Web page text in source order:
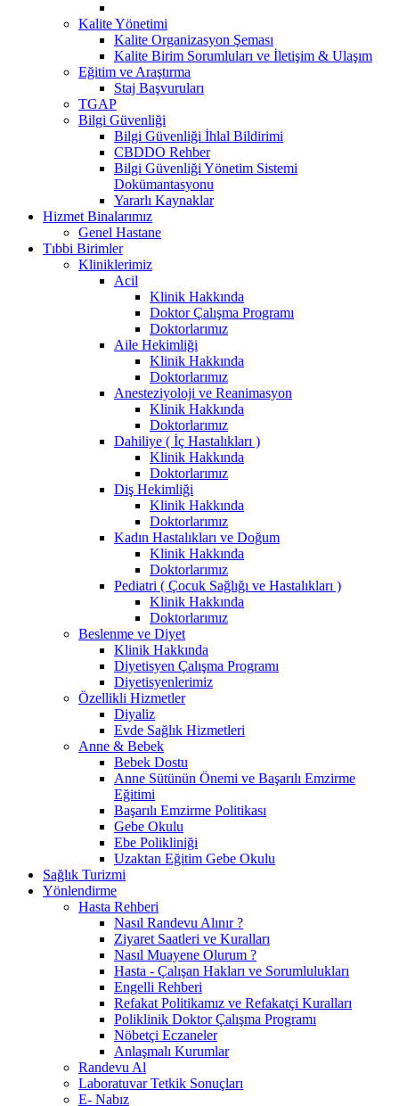
Kalite Yönetimi
Kalite Organizasyon Şeması
Kalite Birim Sorumluları ve İletişim & Ulaşım
Eğitim ve Araştırma
Staj Başvuruları
TGAP
Bilgi Güvenliği
Bilgi Güvenliği İhlal Bildirimi
CBDDO Rehber
Bilgi Güvenliği Yönetim Sistemi
Dokümantasyonu
Yararlı Kaynaklar
Hizmet Binalarımız
Genel Hastane
Tıbbi Birimler
Kliniklerimiz
Acil
Klinik Hakkında
Doktor Çalışma Programı
Doktorlarımız
Aile Hekimliği
Klinik Hakkında
Doktorlarımız
Anesteziyoloji ve Reanimasyon
Klinik Hakkında
Doktorlarımız
Dahiliye ( İç Hastalıkları )
Klinik Hakkında
Doktorlarımız
Diş Hekimliği
Klinik Hakkında
Doktorlarımız
Kadın Hastalıkları ve Doğum
Klinik Hakkında
Doktorlarımız
Pediatri ( Çocuk Sağlığı ve Hastalıkları )
Klinik Hakkında
Doktorlarımız
Beslenme ve Diyet
Klinik Hakkında
Diyetisyen Çalışma Programı
Diyetisyenlerimiz
Özellikli Hizmetler
Diyaliz
Evde Sağlık Hizmetleri
Anne & Bebek
Bebek Dostu
Anne Sütünün Önemi ve Başarılı Emzirme
Eğitimi
Başarılı Emzirme Politikası
Gebe Okulu
Ebe Polikliniği
Uzaktan Eğitim Gebe Okulu
Sağlık Turizmi
Yönlendirme
Hasta Rehberi
Nasıl Randevu Alınır ?
Ziyaret Saatleri ve Kuralları
Nasıl Muayene Olurum ?
Hasta - Çalışan Hakları ve Sorumlulukları
Engelli Rehberi
Refakat Politikamız ve Refakatçi Kuralları
Poliklinik Doktor Çalışma Programı
Nöbetçi Eczaneler
Anlaşmalı Kurumlar
Randevu Al
Laboratuvar Tetkik Sonuçları
E- Nabız